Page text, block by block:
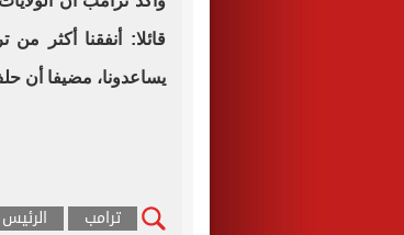
قائلا: أنفقنا أكثر
يساعدونا، مضيفا أن
ترامب